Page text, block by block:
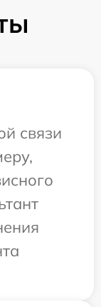
связи